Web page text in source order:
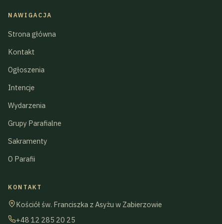
NAWIGACJA
Strona główna
Kontakt
Ogłoszenia
Intencje
Wydarzenia
Grupy Parafialne
Sakramenty
O Parafii
KONTAKT
Kościół św. Franciszka z Asyżu w Zabierzowie
+48 12 285 20 25